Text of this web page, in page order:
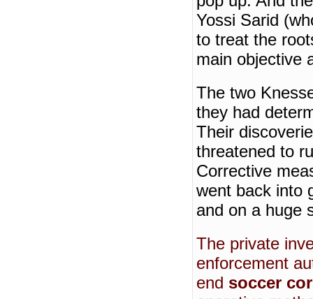
Yossi Sarid
to treat the
main objective
The two
they had
Their
threatened to
Corrective
went back into
and on a huge
The private
enforcement
end soccer